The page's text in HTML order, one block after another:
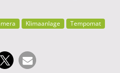
Klimaanlage
Tempomat